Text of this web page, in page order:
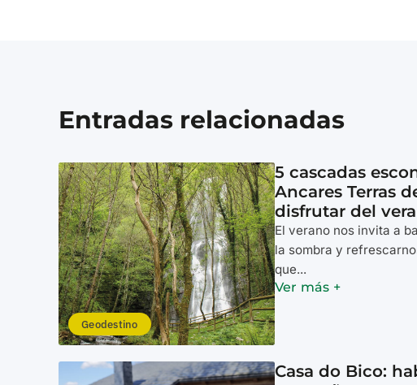
Entradas relacionadas
Geodestino
5 cascadas
Ancares Terras
disfrutar del
El verano nos invita a
la sombra y
que...
Ver más +
Casa do Bico: